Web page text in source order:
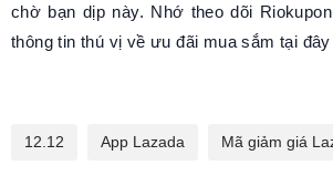
chờ bạn dịp này. Nhớ theo dõi
thông tin thú vị về ưu đãi mua sắm tại đây
12.12 App Lazada Mã giảm giá